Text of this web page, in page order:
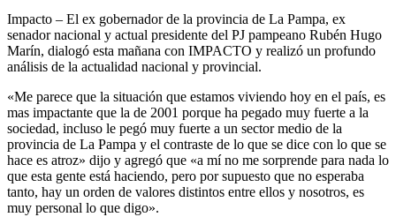
Impacto – El ex gobernador de la provincia de La Pampa, ex
senador nacional y actual presidente del PJ pampeano Rubén Hugo
Marín, dialogó esta mañana con IMPACTO y realizó un profundo
análisis de la actualidad nacional y provincial.
«Me parece que la situación que estamos viviendo hoy en el país, es
mas impactante que la de 2001 porque ha pegado muy fuerte a la
sociedad, incluso le pegó muy fuerte a un sector medio de la
provincia de La Pampa y el contraste de lo que se dice con lo que se
hace es atroz» dijo y agregó que «a mí no me sorprende para nada lo
que esta gente está haciendo, pero por supuesto que no esperaba
tanto, hay un orden de valores distintos entre ellos y nosotros, es
muy personal lo que digo».